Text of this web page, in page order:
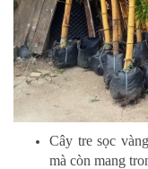
Cây tre sọc
mà còn mang